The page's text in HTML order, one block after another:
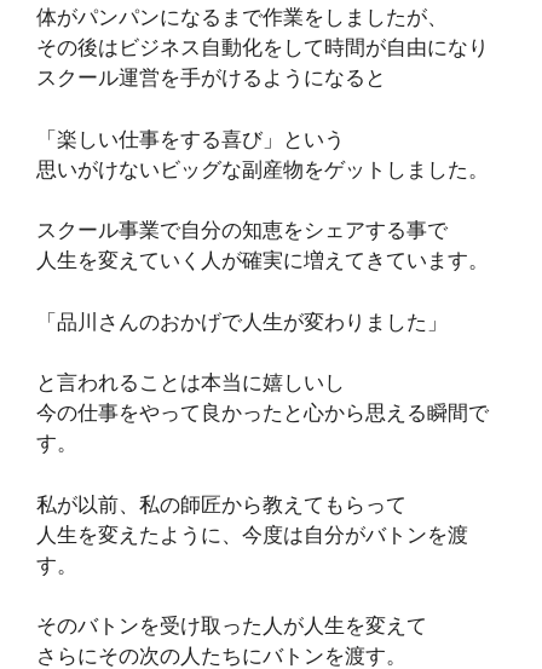
体がパンパンになるまで作業をしましたが、
その後はビジネス自動化をして時間が自由になり
スクール運営を手がけるようになると
「楽しい仕事をする喜び」という
思いがけないビッグな副産物をゲットしました。
スクール事業で自分の知恵をシェアする事で
人生を変えていく人が確実に増えてきています。
「品川さんのおかげで人生が変わりました」
と言われることは本当に嬉しいし
今の仕事をやって良かったと心から思える瞬間で
す。
私が以前、私の師匠から教えてもらって
人生を変えたように、今度は自分がバトンを渡
す。
そのバトンを受け取った人が人生を変えて
さらにその次の人たちにバトンを渡す。